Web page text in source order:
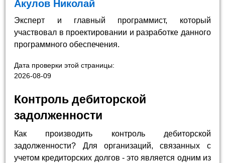
Акулов Николай
Эксперт и главный программист, который
участвовал в проектировании и разработке данного
программного обеспечения.
Дата проверки этой страницы:
2026-08-09
Контроль дебиторской
задолженности
Как производить контроль дебиторской
задолженности? Для организаций, связанных с
учетом кредиторских долгов - это является одним из